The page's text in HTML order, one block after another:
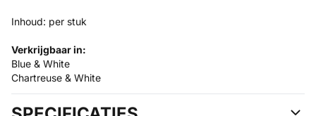
Inhoud: per stuk
Verkrijgbaar in:
Blue & White
Chartreuse & White